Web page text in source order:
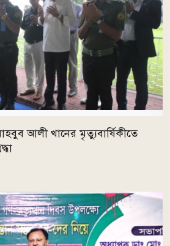
আলী খানের মৃত্যুবার্ষিকীতে